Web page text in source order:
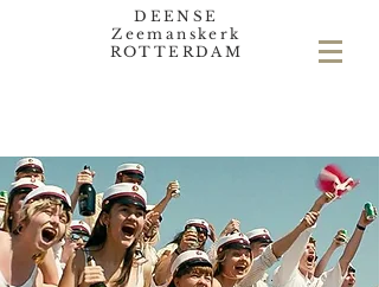
DEENSE
Zeemanskerk
ROTTERDAM